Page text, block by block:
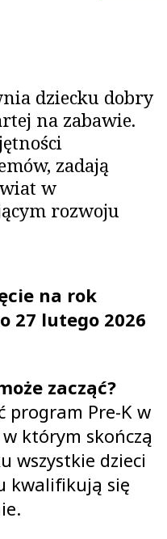
dziecku dobry
na zabawie.
zadają
w
rozwoju
na rok
27 lutego 2026
zacząć?
program Pre-K w
którym skończą
wszystkie dzieci
kwalifikują się